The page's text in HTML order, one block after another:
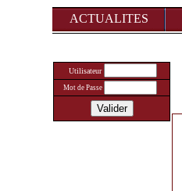
ACTUALITES
Utilisateur
Mot de Passe